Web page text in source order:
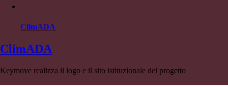
ClimADA
ClimADA
Keymove realizza il logo e il sito istituzionale del progetto